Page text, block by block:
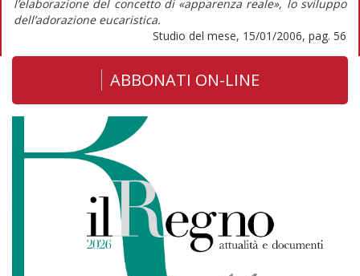
l’elaborazione del concetto di «apparenza reale», lo sviluppo
dell’adorazione eucaristica.
Studio del mese, 15/01/2006, pag. 56
ABBONATI ON-LINE